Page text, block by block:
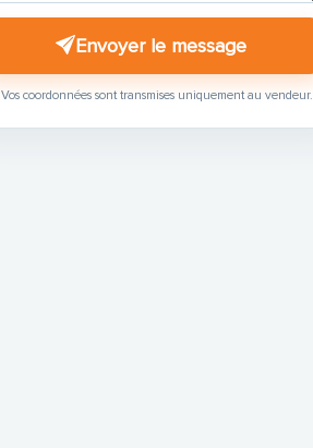
Envoyer le message
Vos coordonnées sont transmises uniquement au vendeur.